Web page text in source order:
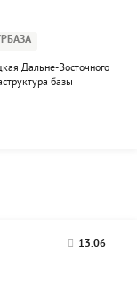
Дальне-Восточного
базы
и комнаты экном
Питание, по
столовой соседней
13.06